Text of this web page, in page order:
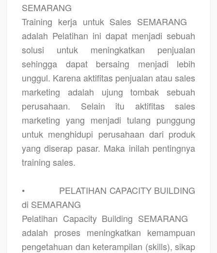
SEMARANG
Training kerja untuk Sales SEMARANG
adalah Pelatihan ini dapat menjadi sebuah
solusi untuk meningkatkan penjualan
sehingga dapat bersaing menjadi lebih
unggul. Karena aktifitas penjualan atau sales
marketing adalah ujung tombak sebuah
perusahaan. Selain itu aktifitas sales
marketing yang menjadi tulang punggung
untuk menghidupi perusahaan dari produk
yang diserap pasar. Maka inilah pentingnya
training sales.
•
PELATIHAN CAPACITY BUILDING
di SEMARANG
Pelatihan Capacity Building SEMARANG
adalah proses meningkatkan kemampuan
pengetahuan dan keterampilan (skills), sikap